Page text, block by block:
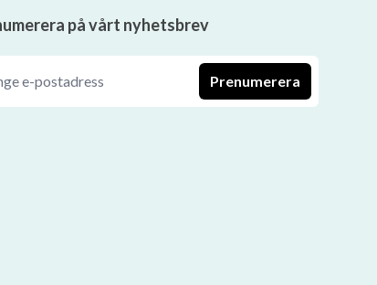
på vårt nyhetsbrev
Prenumerera